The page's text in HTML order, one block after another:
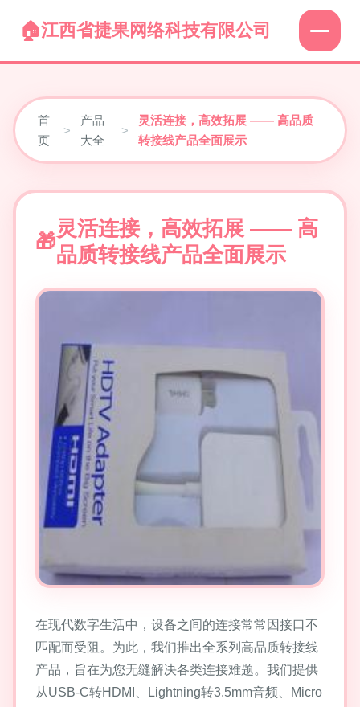
江西省捷果网络科技有限公司
首
页
>
产品
大全
>
灵活连接，高效拓展 —— 高品质
转接线产品全面展示
灵活连接，高效拓展 —— 高
品质转接线产品全面展示
在现代数字生活中，设备之间的连接常常因接口不
匹配而受阻。为此，我们推出全系列高品质转接线
产品，旨在为您无缝解决各类连接难题。我们提供
从USB-C转HDMI、Lightning转3.5mm音频、Micro